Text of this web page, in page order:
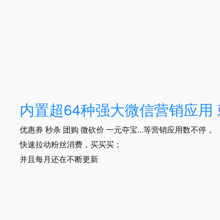
内置超64种强大微信营销应用
优惠券 秒杀 团购 微砍价 一元夺宝...等营销应用数不停，
快速拉动粉丝消费，买买买；
并且每月还在不断更新